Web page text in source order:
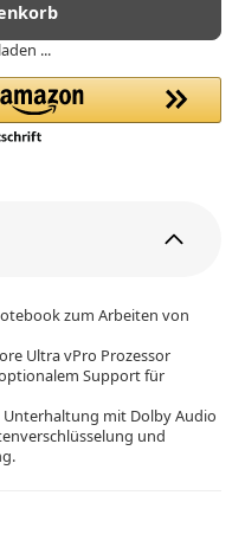
...
zum Arbeiten von
Ultra vPro Prozessor
Support für
mit Dolby Audio
und